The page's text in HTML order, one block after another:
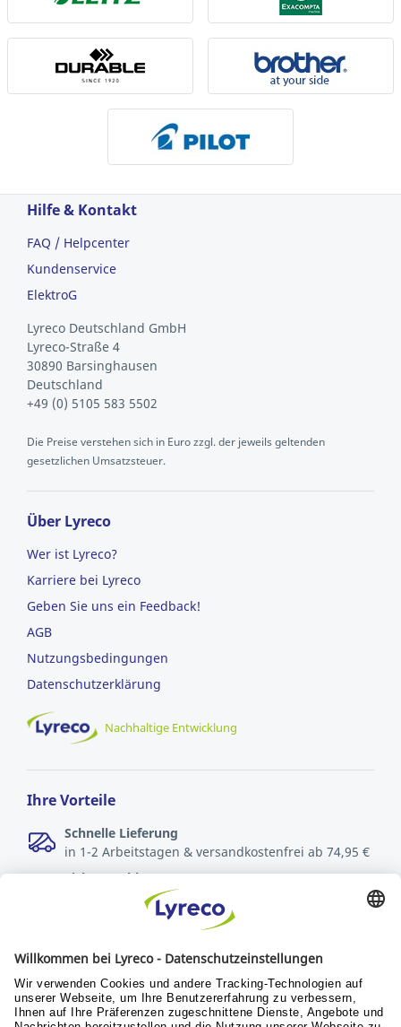
Hilfe & Kontakt
FAQ / Helpcenter
Kundenservice
ElektroG
Lyreco Deutschland GmbH
Lyreco-Straße 4
30890 Barsinghausen
Deutschland
+49 (0) 5105 583 5502
Die Preise verstehen sich in Euro zzgl. der jeweils geltenden
gesetzlichen Umsatzsteuer.
Über Lyreco
Wer ist Lyreco?
Karriere bei Lyreco
Geben Sie uns ein Feedback!
AGB
Nutzungsbedingungen
Datenschutzerklärung
Nachhaltige Entwicklung
Ihre Vorteile
Schnelle Lieferung
in 1-2 Arbeitstagen & versandkostenfrei ab 74,95 €
Sichere Zahlungsarten
Rechnung oder Kreditkarte
Kostenlose Rücksendungen
Verantwortung